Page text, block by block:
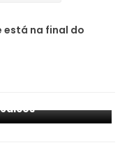
está na final do